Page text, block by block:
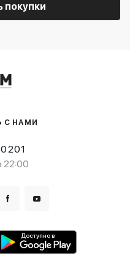
покупки
С НАМИ
22:00
Доступно в